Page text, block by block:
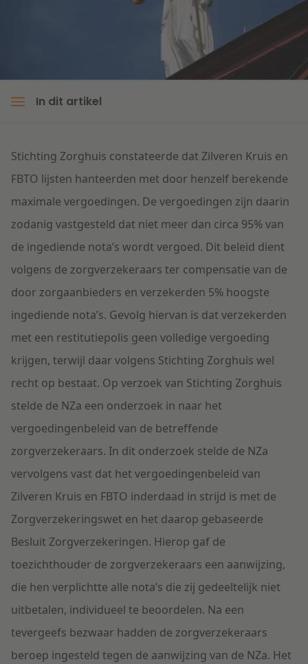
In dit artikel
Stichting Zorghuis constateerde dat Zilveren Kruis en
FBTO lijsten hanteerden met door henzelf berekende
maximale vergoedingen. De vergoedingen zijn daarin
zodanig vastgesteld dat niet meer dan circa 95% van
de ingediende nota’s wordt vergoed. Dit beleid dient
volgens de zorgverzekeraars ter compensatie van de
door zorgaanbieders en verzekerden 5% hoogste
ingediende nota’s. Gevolg hiervan is dat verzekerden
met een restitutiepolis geen volledige vergoeding
krijgen, terwijl daar volgens Stichting Zorghuis wel
recht op bestaat. Op verzoek van Stichting Zorghuis
stelde de NZa een onderzoek in naar het
vergoedingenbeleid van de betreffende
zorgverzekeraars. In dit onderzoek stelde de NZa
vervolgens vast dat het vergoedingenbeleid van
Zilveren Kruis en FBTO inderdaad in strijd is met de
Zorgverzekeringswet en het daarop gebaseerde
Besluit Zorgverzekeringen. Hierop gaf de
toezichthouder de zorgverzekeraars een aanwijzing,
die hen verplichtte alle nota’s die zij gedeeltelijk niet
uitbetalen, individueel te beoordelen. Na een
tevergeefs bezwaar hadden de zorgverzekeraars
beroep ingesteld tegen de aanwijzing van de NZa. Het